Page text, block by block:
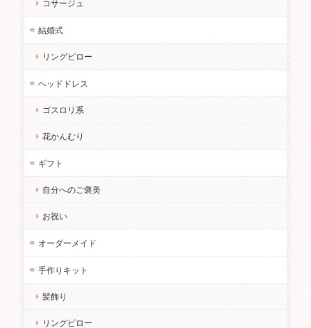
コサージュ
結婚式
リングピロー
ヘッドドレス
ゴスロリ系
花かんむり
ギフト
自分へのご褒美
お祝い
オーダーメイド
手作りキット
髪飾り
リングピロー